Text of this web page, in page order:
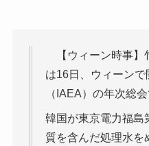
【ウィーン時事】
は16日、ウィーン
（IAEA）の年次総会
韓国が東京電力福島
質を含んだ処理水を